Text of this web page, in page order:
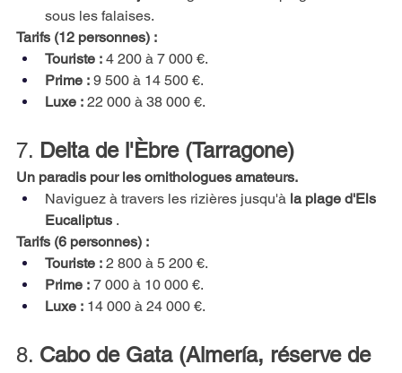
sous les falaises.
Tarifs (12 personnes) :
Touriste : 4 200 à 7 000 €.
Prime : 9 500 à 14 500 €.
Luxe : 22 000 à 38 000 €.
7. Delta de l'Èbre (Tarragone)
Un paradis pour les ornithologues amateurs.
Naviguez à travers les rizières jusqu'à la plage d'Els
Eucaliptus .
Tarifs (6 personnes) :
Touriste : 2 800 à 5 200 €.
Prime : 7 000 à 10 000 €.
Luxe : 14 000 à 24 000 €.
8. Cabo de Gata (Almería, réserve de